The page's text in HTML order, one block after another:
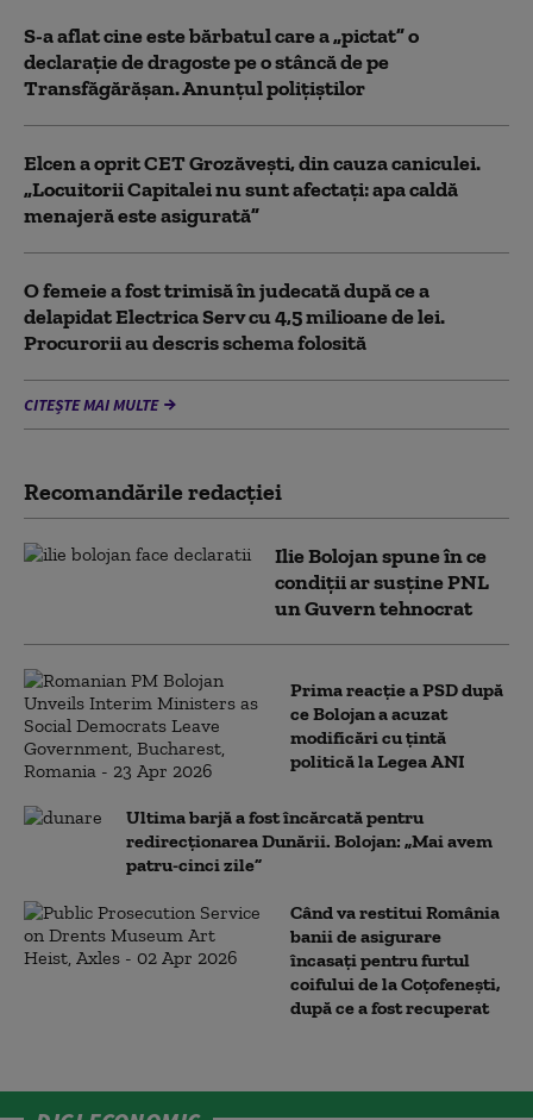
S-a aflat cine este bărbatul care a „pictat” o
declarație de dragoste pe o stâncă de pe
Transfăgărășan. Anunțul polițiștilor
Elcen a oprit CET Grozăveşti, din cauza caniculei.
„Locuitorii Capitalei nu sunt afectați: apa caldă
menajeră este asigurată”
O femeie a fost trimisă în judecată după ce a
delapidat Electrica Serv cu 4,5 milioane de lei.
Procurorii au descris schema folosită
CITEȘTE MAI MULTE
Recomandările redacţiei
Ilie Bolojan spune în ce
condiții ar susține PNL
un Guvern tehnocrat
Prima reacție a PSD după
ce Bolojan a acuzat
modificări cu țintă
politică la Legea ANI
Ultima barjă a fost încărcată pentru
redirecționarea Dunării. Bolojan: „Mai avem
patru-cinci zile”
Când va restitui România
banii de asigurare
încasați pentru furtul
coifului de la Coțofenești,
după ce a fost recuperat